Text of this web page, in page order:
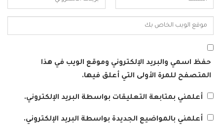
حفظ اسمي والبريد الإلكتروني وموقع الويب في هذا
المتصفح للمرة الأولى التي أعلق فيها.
أعلمني بمتابعة التعليقات بواسطة البريد الإلكتروني.
أعلمني بالمواضيع الجديدة بواسطة البريد الإلكتروني.